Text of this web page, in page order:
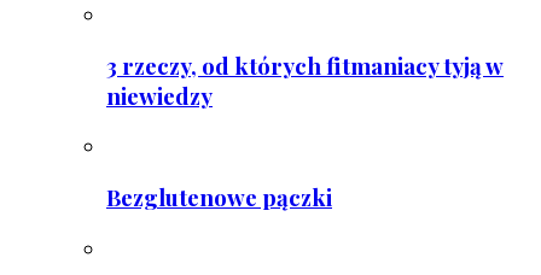
3 rzeczy, od których fitmaniacy tyją w
niewiedzy
Bezglutenowe pączki